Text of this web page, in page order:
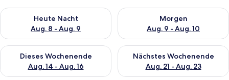
Heute Nacht
Aug. 8 - Aug. 9
Überprüfe die Verfügbarkeit für heute Nacht, Aug. 8 - Aug. 9.
Morgen
Aug. 9 - Aug. 10
Überprüfe die Verfügbarkeit
Dieses Wochenende
Aug. 14 - Aug. 16
Überprüfe die Verfügbarkeit für dieses Wochenende, Aug. 14
Nächstes Wochenende
Aug. 21 - Aug. 23
Überprüfe die Verfügbarkeit